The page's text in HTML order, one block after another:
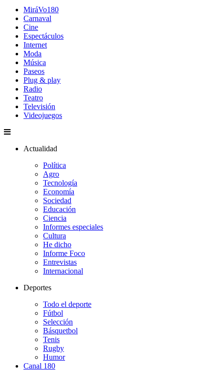
MiráVo180
Carnaval
Cine
Espectáculos
Internet
Moda
Música
Paseos
Plug & play
Radio
Teatro
Televisión
Videojuegos
Actualidad
Política
Agro
Tecnología
Economía
Sociedad
Educación
Ciencia
Informes especiales
Cultura
He dicho
Informe Foco
Entrevistas
Internacional
Deportes
Todo el deporte
Fútbol
Selección
Básquetbol
Tenis
Rugby
Humor
Canal 180